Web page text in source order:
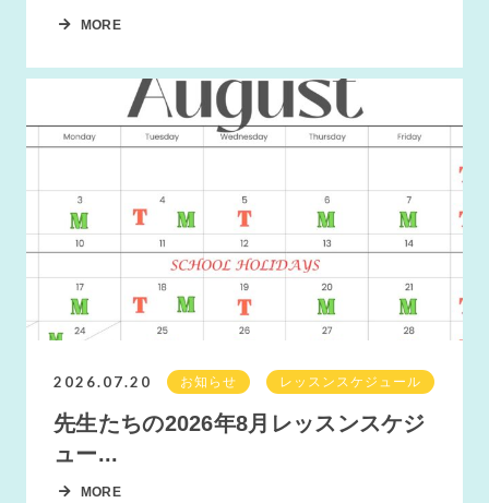
MORE
2026.07.20 お知らせ レッスンスケジュール
先生たちの2026年8月レッスンスケジ
ュー...
MORE